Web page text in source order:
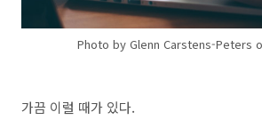
Photo by Glenn Carstens-Peters
가끔 이럴 때가 있다.